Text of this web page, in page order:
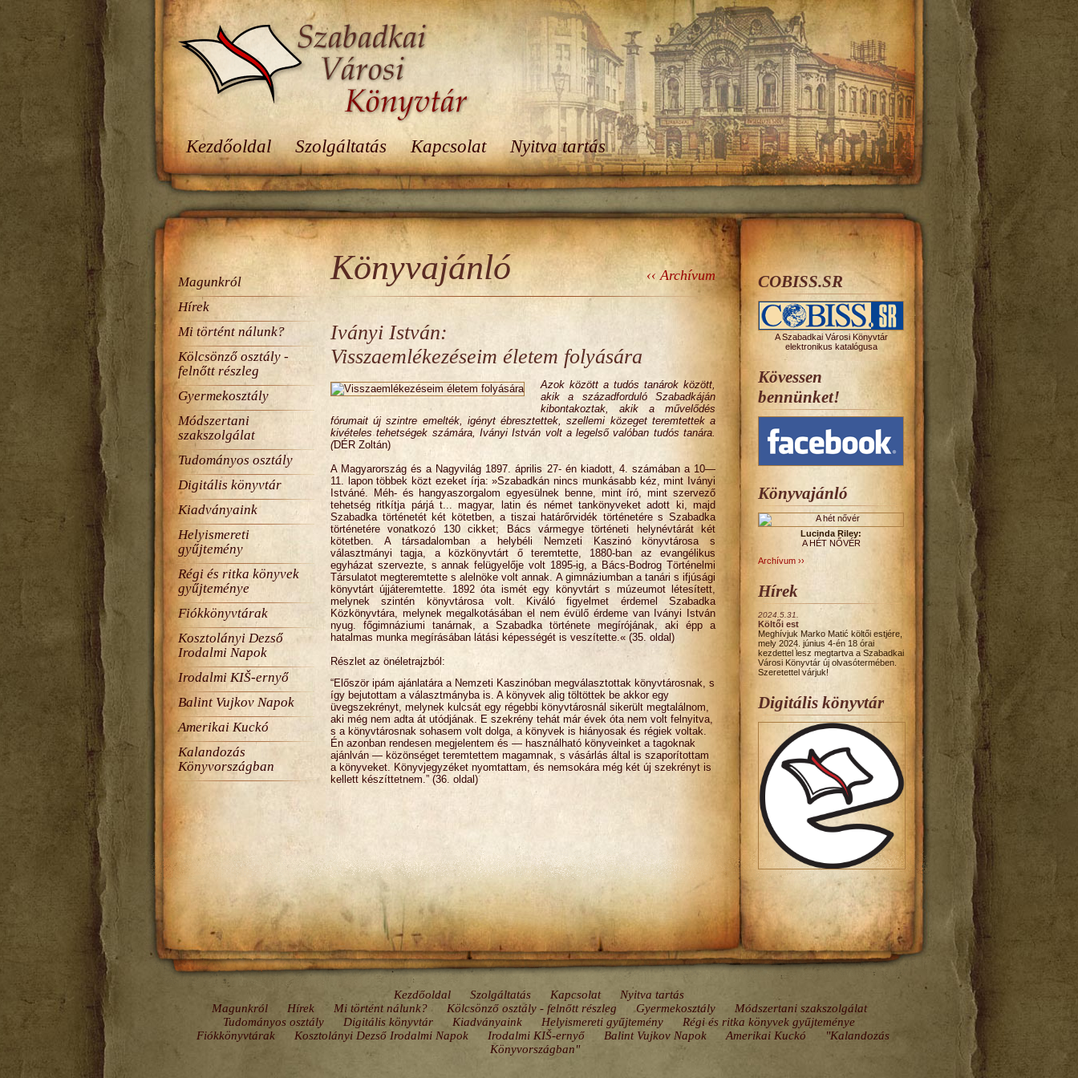
Kezdőoldal Szolgáltatás Kapcsolat Nyitva tartás
Magunkról
Hírek
Mi történt nálunk?
Kölcsönző osztály -
felnőtt részleg
Gyermekosztály
Módszertani
szakszolgálat
Tudományos osztály
Digitális könyvtár
Kiadványaink
Helyismereti
gyűjtemény
Régi és ritka könyvek
gyűjteménye
Fiókkönyvtárak
Kosztolányi Dezső
Irodalmi Napok
Irodalmi KIŠ-ernyő
Balint Vujkov Napok
Amerikai Kuckó
Kalandozás
Könyvországban
‹‹ Archívum
Könyvajánló
Iványi István:
Visszaemlékezéseim életem folyására
Azok között a tudós tanárok között,
akik a századforduló Szabadkáján
kibontakoztak, akik a művelődés
fórumait új szintre emelték, igényt ébresztettek, szellemi közeget teremtettek a
kivételes tehetségek számára, Iványi István volt a legelső valóban tudós tanára.
(DÉR Zoltán)
A Magyarország és a Nagyvilág 1897. április 27- én kiadott, 4. számában a 10—
11. lapon többek közt ezeket írja: »Szabadkán nincs munkásabb kéz, mint Iványi
Istváné. Méh- és hangyaszorgalom egyesülnek benne, mint író, mint szervező
tehetség ritkítja párjá t... magyar, latin és német tankönyveket adott ki, majd
Szabadka történetét két kötetben, a tiszai határőrvidék történetére s Szabadka
történetére vonatkozó 130 cikket; Bács vármegye történeti helynévtárát két
kötetben. A társadalomban a helybéli Nemzeti Kaszinó könyvtárosa s
választmányi tagja, a közkönyvtárt ő teremtette, 1880-ban az evangélikus
egyházat szervezte, s annak felügyelője volt 1895-ig, a Bács-Bodrog Történelmi
Társulatot megteremtette s alelnöke volt annak. A gimnáziumban a tanári s ifjúsági
könyvtárt újjáteremtette. 1892 óta ismét egy könyvtárt s múzeumot létesített,
melynek szintén könyvtárosa volt. Kiváló figyelmet érdemel Szabadka
Közkönyvtára, melynek megalkotásában el nem évülő érdeme van Iványi István
nyug. főgimnáziumi tanárnak, a Szabadka története megírójának, aki épp a
hatalmas munka megírásában látási képességét is veszítette.« (35. oldal)
Részlet az önéletrajzból:
“Először ipám ajánlatára a Nemzeti Kaszinóban megválasztottak könyvtárosnak, s
így bejutottam a választmányba is. A könyvek alig töltöttek be akkor egy
üvegszekrényt, melynek kulcsát egy régebbi könyvtárosnál sikerült megtalálnom,
aki még nem adta át utódjának. E szekrény tehát már évek óta nem volt felnyitva,
s a könyvtárosnak sohasem volt dolga, a könyvek is hiányosak és régiek voltak.
Én azonban rendesen megjelentem és — használható könyveinket a tagoknak
ajánlván — közönséget teremtettem magamnak, s vásárlás által is szaporítottam
a könyveket. Könyvjegyzéket nyomtattam, és nemsokára még két új szekrényt is
kellett készíttetnem.” (36. oldal)
COBISS.SR
A Szabadkai Városi Könyvtár
elektronikus katalógusa
Kövessen
bennünket!
Könyvajánló
Lucinda Riley:
A ​HÉT NŐVÉR
Archívum ››
Hírek
2024.5.31.
Költői est
Meghívjuk Marko Matić költői estjére,
mely 2024. június 4-én 18 órai
kezdettel lesz megtartva a Szabadkai
Városi Könyvtár új olvasótermében.
Szeretettel várjuk!
Digitális könyvtár
Kezdőoldal Szolgáltatás Kapcsolat
Nyitva tartás
Magunkról
Hírek Mi történt nálunk? Kölcsönző osztály - felnőtt részleg Gyermekosztály
Módszertani szakszolgálat
Tudományos osztály
Digitális könyvtár Kiadványaink Helyismereti gyűjtemény
Régi és ritka könyvek gyűjteménye
Fiókkönyvtárak
Kosztolányi Dezső Irodalmi Napok Irodalmi KIŠ-ernyő Balint Vujkov Napok Amerikai Kuckó
"Kalandozás
Könyvországban"